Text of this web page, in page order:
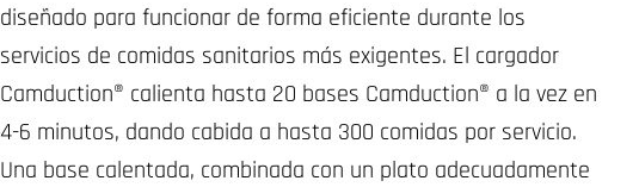
diseñado para funcionar de forma eficiente durante los
servicios de comidas sanitarios más exigentes. El cargador
Camduction® calienta hasta 20 bases Camduction® a la vez en
4-6 minutos, dando cabida a hasta 300 comidas por servicio.
Una base calentada, combinada con un plato adecuadamente